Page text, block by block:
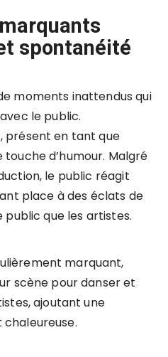
spontanéité
moments inattendus qui
le public.
, présent en tant que
d’humour. Malgré
le public réagit
place à des éclats de
que les artistes.
marquant,
scène pour danser et
ajoutant une